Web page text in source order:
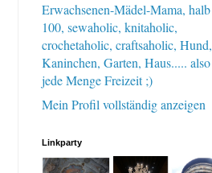
Erwachsenen-Mädel-Mama, halb
100, sewaholic, knitaholic,
crochetaholic, craftsaholic, Hund,
Kaninchen, Garten, Haus..... also
jede Menge Freizeit ;)
Mein Profil vollständig anzeigen
Linkparty